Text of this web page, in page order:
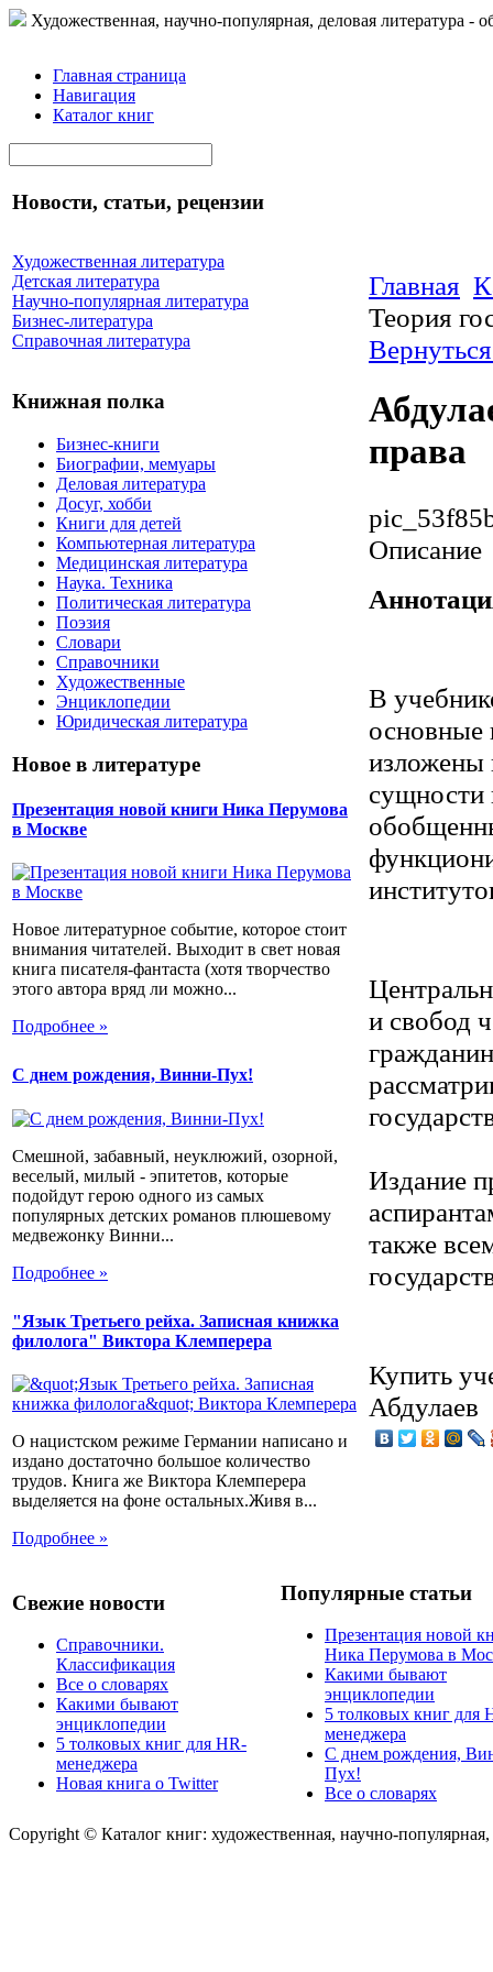
Художественная, научно-популярная, деловая литература -
Главная страница
Навигация
Каталог книг
Новости, статьи, рецензии
Художественная литература
Детская литература
Научно-популярная литература
Бизнес-литература
Справочная литература
Книжная полка
Бизнес-книги
Биографии, мемуары
Деловая литература
Досуг, хобби
Книги для детей
Компьютерная литература
Медицинская литература
Наука. Техника
Политическая литература
Поэзия
Словари
Справочники
Художественные
Энциклопедии
Юридическая литература
Новое в литературе
Презентация новой книги Ника Перумова
в Москве
Новое литературное событие, которое стоит
внимания читателей. Выходит в свет новая
книга писателя-фантаста (хотя творчество
этого автора вряд ли можно...
Подробнее »
С днем рождения, Винни-Пух!
Смешной, забавный, неуклюжий, озорной,
веселый, милый - эпитетов, которые
подойдут герою одного из самых
популярных детских романов плюшевому
медвежонку Винни...
Подробнее »
"Язык Третьего рейха. Записная книжка
филолога" Виктора Клемперера
О нацистском режиме Германии написано и
издано достаточно большое количество
трудов. Книга же Виктора Клемперера
выделяется на фоне остальных.Живя в...
Подробнее »
Главная
Теория
права
Описание
В
основные
изложены
сущности
и свобод
Издание
также
Купить
Абдулаев
Свежие новости
Справочники.
Классификация
Все о словарях
Какими бывают
энциклопедии
5 толковых книг для HR-
менеджера
Новая книга о Twitter
Популярные статьи
Презентация новой
Ника Перумова в
Какими бывают
энциклопедии
5 толковых книг для
менеджера
С днем рождения,
Пух!
Все о словарях
Copyright © Каталог книг: художественная, научно-